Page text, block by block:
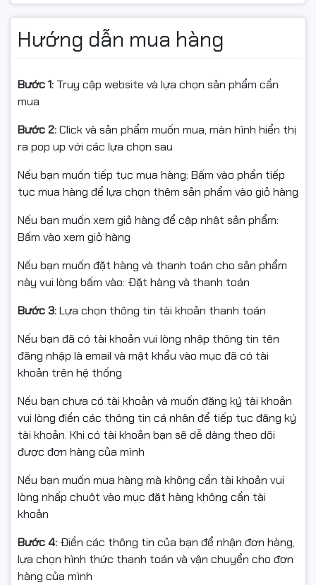
Ổ cứngSSD 512GB SATA 3giúp PC khởi động hệ điều
cầu lưu trữ tài liệu, phần mềm làm việc và dữ liệu cá
nhân.
Kết nối đầy đủ, dễ dàng mở rộng
2 x USB 2.0
Cổng kết nối phía sau
LAN Gigabit RJ45
4 x USB 3.2 Gen 1
2 x USB 2.0
3 x Audio jack
Hệ thống còn hỗ trợ nhiềukhe PCIe , cho phép người
dùng nâng cấp card đồ họa hoặc các thiết bị mở rộng
Thiết kế Mini Tower gọn gàng, phù hợp mọi không gian
PC văn phòng A3216S5 sở hữu thiết kế
bố trí trên bàn làm việc hoặc trong không gian văn
phòng nhỏ mà vẫn đảm bảo khả năng tản nhiệt tốt.
Trang bị nguồn ESPORT E350, hệ thống đảm bảo cấp
điện ổn định, giúp PC hoạt động bền bỉ, tiết kiệm điện
Hướng dẫn mua hàng
Bước 1: Truy cập website và lựa chọn sản phẩm cần
mua
Bước 2:Click và sản phẩm muốn mua, màn hình hiển thị
ra pop up với các lựa chọn sau
Nếu bạn muốn tiếp tục mua hàng: Bấm vào phần tiếp
tục mua hàng để lựa chọn thêm sản phẩm vào giỏ hàng
Nếu bạn muốn xem giỏ hàng để cập nhật sản phẩm:
Bấm vào xem giỏ hàng
Nếu bạn muốn đặt hàng và thanh toán cho sản phẩm
này vui lòng bấm vào: Đặt hàng và thanh toán
Bước 3:Lựa chọn thông tin tài khoản thanh toán
Nếu bạn đã có tài khoản vui lòng nhập thông tin tên
đăng nhập là email và mật khẩu vào mục đã có tài
khoản trên hệ thống
Nếu bạn chưa có tài khoản và muốn đăng ký tài khoản
vui lòng điền các thông tin cá nhân để tiếp tục đăng ký
tài khoản. Khi có tài khoản bạn sẽ dễ dàng theo dõi
được đơn hàng của mình
Nếu bạn muốn mua hàng mà không cần tài khoản vui
lòng nhấp chuột vào mục đặt hàng không cần tài
khoản
Bước 4: Điền các thông tin của bạn để nhận đơn hàng,
lựa chọn hình thức thanh toán và vận chuyển cho đơn
hàng của mình